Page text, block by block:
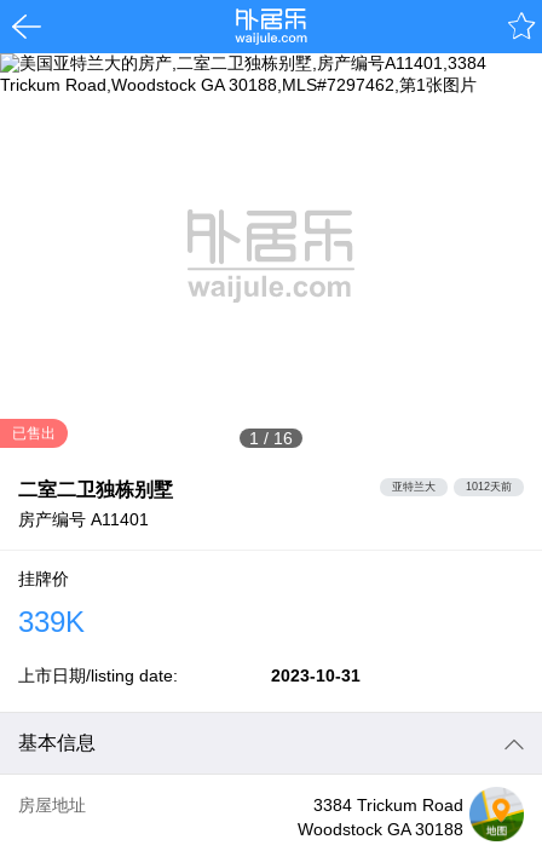
1 / 16
已售出
二室二卫独栋别墅
房产编号 A11401
亚特兰大 1012天前
挂牌价
339K
上市日期/listing date: 2023-10-31
基本信息
房屋地址
3384 Trickum Road
Woodstock GA 30188